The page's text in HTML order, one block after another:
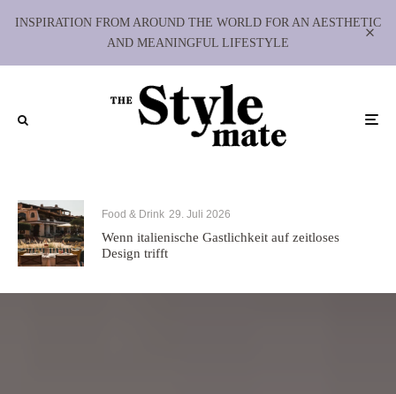
INSPIRATION FROM AROUND THE WORLD FOR AN AESTHETIC
AND MEANINGFUL LIFESTYLE
Food & Drink 29. Juli 2026
Wenn italienische Gastlichkeit auf zeitloses
Design trifft